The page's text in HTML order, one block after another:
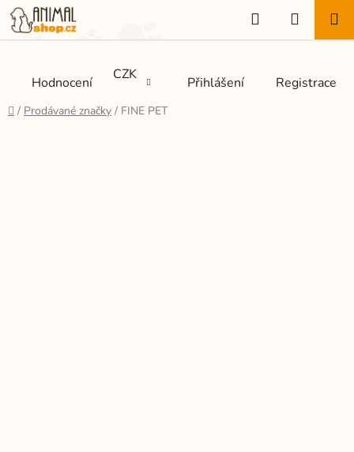
Přejít
na
obsah
Hodnocení CZK Přihlášení Registrace
Hledat
KOŠÍK
Domů
/ Prodávané značky / FINE PET